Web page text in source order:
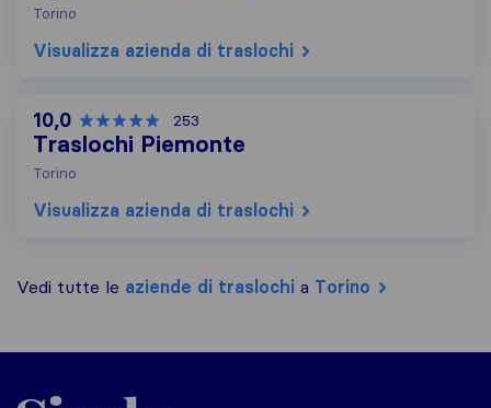
Torino
Visualizza azienda di traslochi
10,0 253
Traslochi Piemonte
Torino
Visualizza azienda di traslochi
Vedi tutte le aziende di traslochi a Torino
Sirelo.it